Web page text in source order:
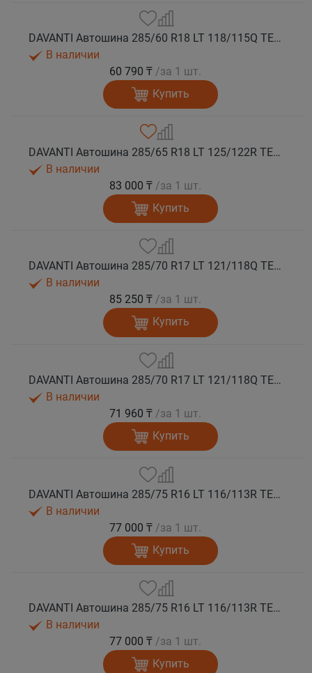
DAVANTI Автошина 285/60 R18 LT 118/115Q TERRATOURA A/T RWL 8PR RPR M+S
В наличии
60 790 ₸ /за 1 шт.
Купить
DAVANTI Автошина 285/65 R18 LT 125/122R TERRATOURA A/T RBL 10PR M+S
В наличии
83 000 ₸ /за 1 шт.
Купить
DAVANTI Автошина 285/70 R17 LT 121/118Q TERRATOURA A/T RBL 8PR RPR M+S
В наличии
85 250 ₸ /за 1 шт.
Купить
DAVANTI Автошина 285/70 R17 LT 121/118Q TERRATOURA A/T RWL 8PR RPR M+S
В наличии
71 960 ₸ /за 1 шт.
Купить
DAVANTI Автошина 285/75 R16 LT 116/113R TERRATOURA A/T RBL 6PR RPR M+S
В наличии
77 000 ₸ /за 1 шт.
Купить
DAVANTI Автошина 285/75 R16 LT 116/113R TERRATOURA A/T RWL 6PR RPR M+S
В наличии
77 000 ₸ /за 1 шт.
Купить